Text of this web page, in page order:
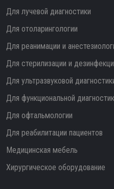
Для лучевой диагностики
Для отоларингологии
Для реанимации и
Для стерилизации и
Для ультразвуковой
Для функциональной
Для офтальмологии
Для реабилитации пациентов
Медицинская мебель
Хирургическое оборудование